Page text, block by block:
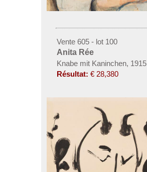
Vente 605 - lot 100
Anita Rée
Knabe mit Kaninchen, 1915
Résultat: € 28,380